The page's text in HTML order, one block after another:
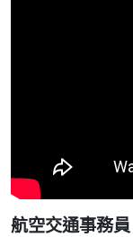
航空交通事務員